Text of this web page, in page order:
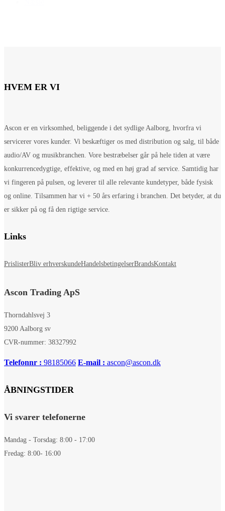
HVEM ER VI
Ascon er en virksomhed, beliggende i det sydlige Aalborg, hvorfra vi
servicerer vores kunder. Vi beskæftiger os med distribution og salg, til både
audio/AV og musikbranchen. Vore bestræbelser går på hele tiden at være
konkurrencedygtige, effektive, og med en høj grad af service. Samtidig har
vi fingeren på pulsen, og leverer til alle relevante kundetyper, både fysisk
og online. Tilsammen har vi + 50 års erfaring i branchen. Det betyder, at du
er sikker på og få den rigtige service.
Links
PrislisterBliv erhverskundeHandelsbetingelserBrandsKontakt
Ascon Trading ApS
Thorndahlsvej 3
9200 Aalborg sv
CVR-nummer: 38327992
Telefonnr : 98185066 E-mail : ascon@ascon.dk
ÅBNINGSTIDER
Vi svarer telefonerne
Mandag - Torsdag: 8:00 - 17:00
Fredag: 8:00- 16:00